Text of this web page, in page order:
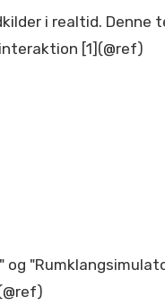
i realtid. Denne
[1](@ref)